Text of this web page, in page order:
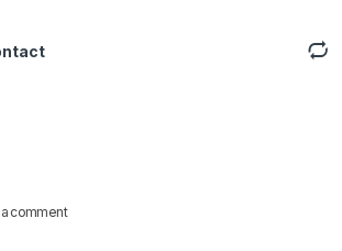
comment